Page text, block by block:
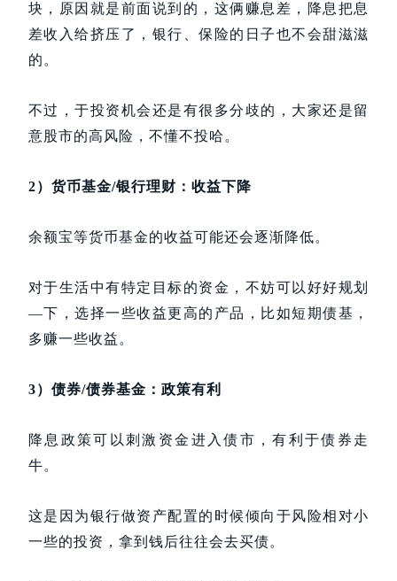
块，原因就是前面说到的，这俩赚息差，降息把息
差收入给挤压了，银行、保险的日子也不会甜滋滋
的。
不过，于投资机会还是有很多分歧的，大家还是留
意股市的高风险，不懂不投哈。
2）货币基金/银行理财：收益下降
余额宝等货币基金的收益可能还会逐渐降低。
对于生活中有特定目标的资金，不妨可以好好规划
—下，选择一些收益更高的产品，比如短期债基，
多赚一些收益。
3）债券/债券基金：政策有利
降息政策可以刺激资金进入债市，有利于债券走
牛。
这是因为银行做资产配置的时候倾向于风险相对小
一些的投资，拿到钱后往往会去买债。